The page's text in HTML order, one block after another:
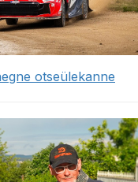
otseülekanne